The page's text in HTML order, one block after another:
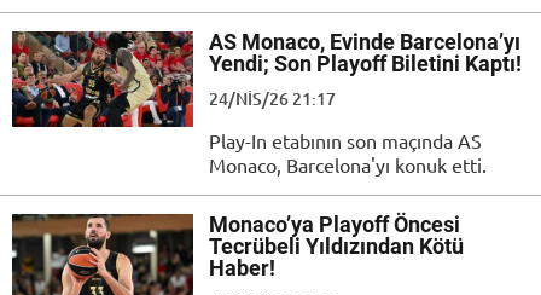
AS Monaco, Evinde Barcelona’yı
Yendi; Son Playoff Biletini Kaptı!
24/NIS/26 21:17
Play-In etabının son maçında AS
Monaco, Barcelona'yı konuk etti.
Monaco’ya Playoff Öncesi
Tecrübeli Yıldızından Kötü
Haber!